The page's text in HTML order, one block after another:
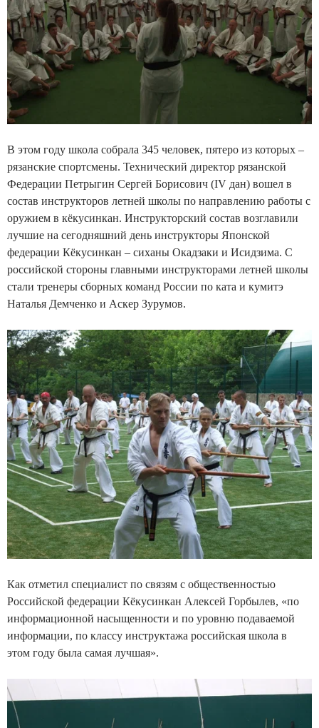
В этом году школа собрала 345 человек, пятеро из которых –
рязанские спортсмены. Технический директор рязанской
Федерации Петрыгин Сергей Борисович (IV дан) вошел в
состав инструкторов летней школы по направлению работы с
оружием в кёкусинкан. Инструкторский состав возглавили
лучшие на сегодняшний день инструкторы Японской
федерации Кёкусинкан – сиханы Окадзаки и Исидзима. С
российской стороны главными инструкторами летней школы
стали тренеры сборных команд России по ката и кумитэ
Наталья Демченко и Аскер Зурумов.
Как отметил специалист по связям с общественностью
Российской федерации Кёкусинкан Алексей Горбылев, «по
информационной насыщенности и по уровню подаваемой
информации, по классу инструктажа российская школа в
этом году была самая лучшая».